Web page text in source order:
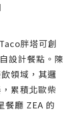
胖塔可創
設計餐點。陳
領域，其邏
累積北歐柴
餐廳 ZEA 的